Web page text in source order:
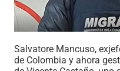
Salvatore Mancuso,
de Colombia y ahora